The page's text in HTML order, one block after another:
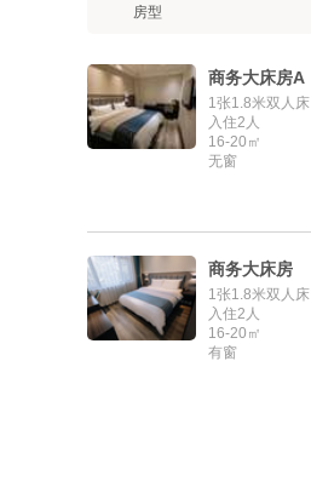
房型
商务大床房A
1张1.8米双人床
入住2人
16-20㎡
无窗
商务大床房
1张1.8米双人床
入住2人
16-20㎡
有窗